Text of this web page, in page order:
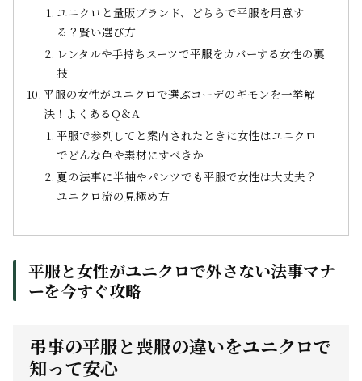
ユニクロと量販ブランド、どちらで平服を用意す
る？賢い選び方
レンタルや手持ちスーツで平服をカバーする女性の裏
技
平服の女性がユニクロで選ぶコーデのギモンを一挙解
決！よくあるQ＆A
平服で参列してと案内されたときに女性はユニクロ
でどんな色や素材にすべきか
夏の法事に半袖やパンツでも平服で女性は大丈夫？
ユニクロ流の見極め方
平服と女性がユニクロで外さない法事マナ
ーを今すぐ攻略
弔事の平服と喪服の違いをユニクロで
知って安心